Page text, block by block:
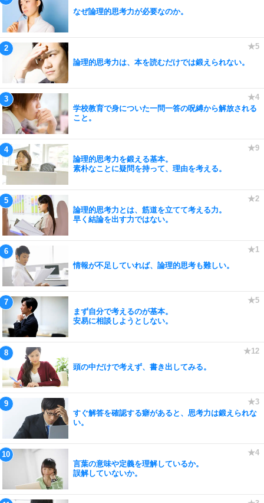
なぜ論理的思考力が必要なのか。
論理的思考力は、本を読むだけでは鍛えられない。
学校教育で身についた一問一答の呪縛から解放される
こと。
論理的思考力を鍛える基本。
素朴なことに疑問を持って、理由を考える。
論理的思考力とは、筋道を立てて考える力。
早く結論を出す力ではない。
情報が不足していれば、論理的思考も難しい。
まず自分で考えるのが基本。
安易に相談しようとしない。
頭の中だけで考えず、書き出してみる。
すぐ解答を確認する癖があると、思考力は鍛えられな
い。
言葉の意味や定義を理解しているか。
誤解していないか。